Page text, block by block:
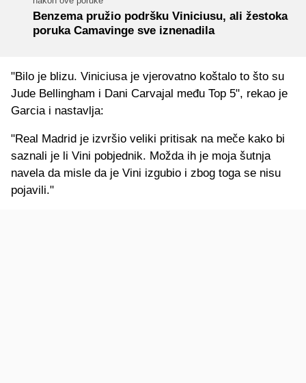
Benzema pružio podršku Viniciusu, ali žestoka
poruka Camavinge sve iznenadila
"Bilo je blizu. Viniciusa je vjerovatno koštalo to što su
Jude Bellingham i Dani Carvajal među Top 5", rekao je
Garcia i nastavlja:
"Real Madrid je izvršio veliki pritisak na meče kako bi
saznali je li Vini pobjednik. Možda ih je moja šutnja
navela da misle da je Vini izgubio i zbog toga se nisu
pojavili."